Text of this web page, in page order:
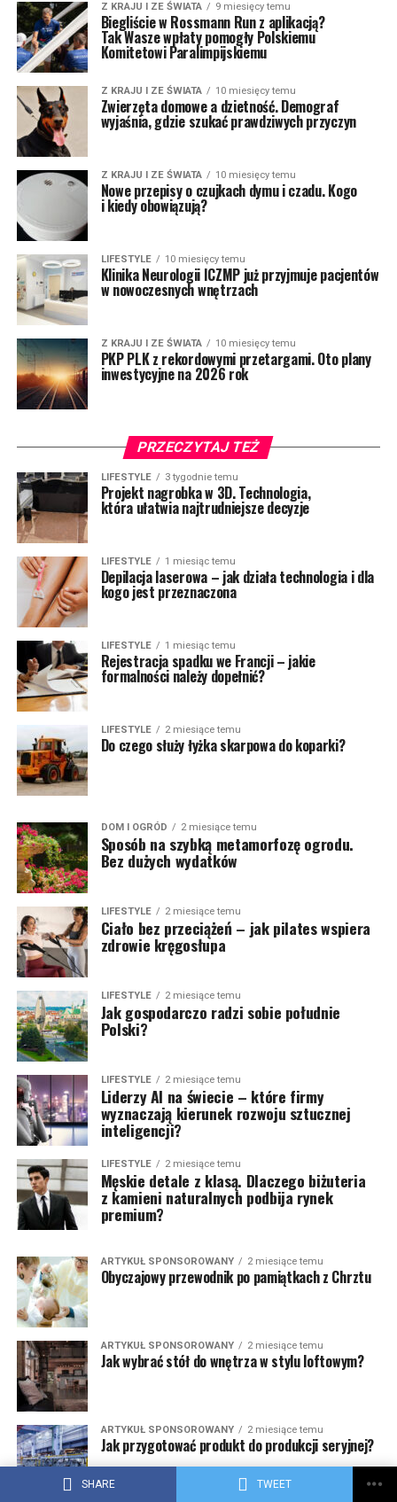
SHARE TWEET
Z KRAJU I ZE ŚWIATA 9 miesięcy temu
Biegliście w Rossmann Run z aplikacją?
Tak Wasze wpłaty pomogły Polskiemu
Komitetowi Paralimpijskiemu
Z KRAJU I ZE ŚWIATA 10 miesięcy temu
Zwierzęta domowe a dzietność. Demograf
wyjaśnia, gdzie szukać prawdziwych przyczyn
Z KRAJU I ZE ŚWIATA 10 miesięcy temu
Nowe przepisy o czujkach dymu i czadu. Kogo
i kiedy obowiązują?
LIFESTYLE 10 miesięcy temu
Klinika Neurologii ICZMP już przyjmuje pacjentów
w nowoczesnych wnętrzach
Z KRAJU I ZE ŚWIATA 10 miesięcy temu
PKP PLK z rekordowymi przetargami. Oto plany
inwestycyjne na 2026 rok
PRZECZYTAJ TEŻ
LIFESTYLE 3 tygodnie temu
Projekt nagrobka w 3D. Technologia,
która ułatwia najtrudniejsze decyzje
LIFESTYLE 1 miesiąc temu
Depilacja laserowa – jak działa technologia i dla
kogo jest przeznaczona
LIFESTYLE 1 miesiąc temu
Rejestracja spadku we Francji – jakie
formalności należy dopełnić?
LIFESTYLE 2 miesiące temu
Do czego służy łyżka skarpowa do koparki?
DOM I OGRÓD 2 miesiące temu
Sposób na szybką metamorfozę ogrodu.
Bez dużych wydatków
LIFESTYLE 2 miesiące temu
Ciało bez przeciążeń – jak pilates wspiera
zdrowie kręgosłupa
LIFESTYLE 2 miesiące temu
Jak gospodarczo radzi sobie południe
Polski?
LIFESTYLE 2 miesiące temu
Liderzy AI na świecie – które firmy
wyznaczają kierunek rozwoju sztucznej
inteligencji?
LIFESTYLE 2 miesiące temu
Męskie detale z klasą. Dlaczego biżuteria
z kamieni naturalnych podbija rynek
premium?
ARTYKUŁ SPONSOROWANY 2 miesiące temu
Obyczajowy przewodnik po pamiątkach z Chrztu
ARTYKUŁ SPONSOROWANY 2 miesiące temu
Jak wybrać stół do wnętrza w stylu loftowym?
ARTYKUŁ SPONSOROWANY 2 miesiące temu
Jak przygotować produkt do produkcji seryjnej?